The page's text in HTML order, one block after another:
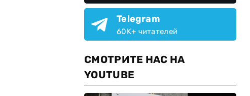
Telegram
60K+ читателей
СМОТРИТЕ НАС НА
YOUTUBE